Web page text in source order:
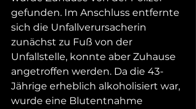
gefunden. Im Anschluss entfernte
sich die Unfallverursacherin
zunächst zu Fuß von der
Unfallstelle, konnte aber Zuhause
angetroffen werden. Da die 43-
Jährige erheblich alkoholisiert war,
wurde eine Blutentnahme